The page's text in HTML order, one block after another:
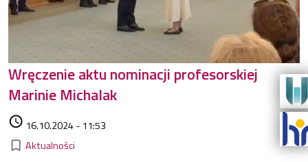
Wręczenie aktu nominacji profesorskiej
Marinie Michalak
access_time 16.10.2024 - 11:53
bookmark_border Kategorie
Aktualności